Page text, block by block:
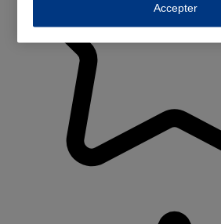
Accepter